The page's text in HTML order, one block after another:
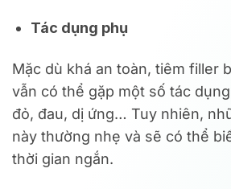
Tác dụng phụ
Mặc dù khá an toàn, tiêm filler
vẫn có thể gặp một số tác
đỏ, đau, dị ứng… Tuy nhiên,
này thường nhẹ và sẽ có thể
thời gian ngắn.